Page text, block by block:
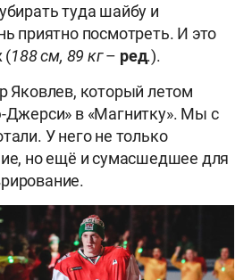
туда шайбу и
приятно посмотреть. И это
(188 см, 89 кг– ред.).
Яковлев, который летом
Джерси» в «Магнитку». Мы с
У него не только
но ещё и сумасшедшее для